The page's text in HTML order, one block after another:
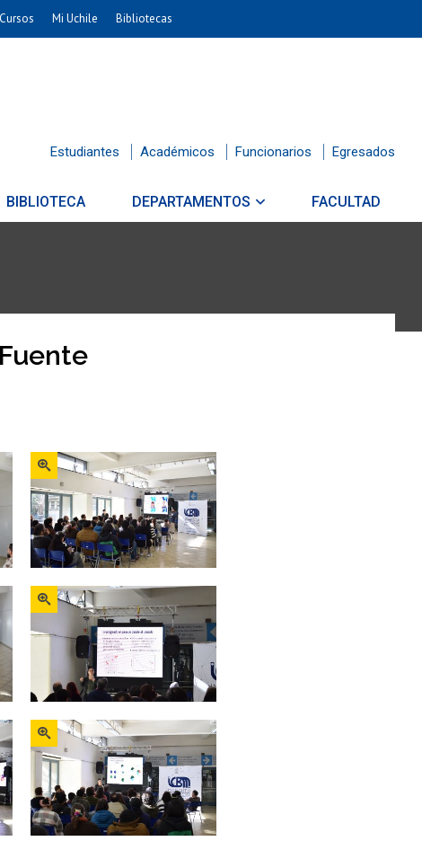
Mi Uchile Bibliotecas
Estudiantes Académicos Funcionarios Egresados
BIBLIOTECA DEPARTAMENTOS FACULTAD
Zoom
Zoom
Zoom